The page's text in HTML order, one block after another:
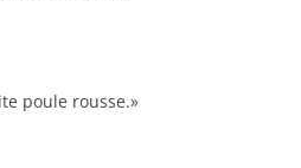
poule rousse.»